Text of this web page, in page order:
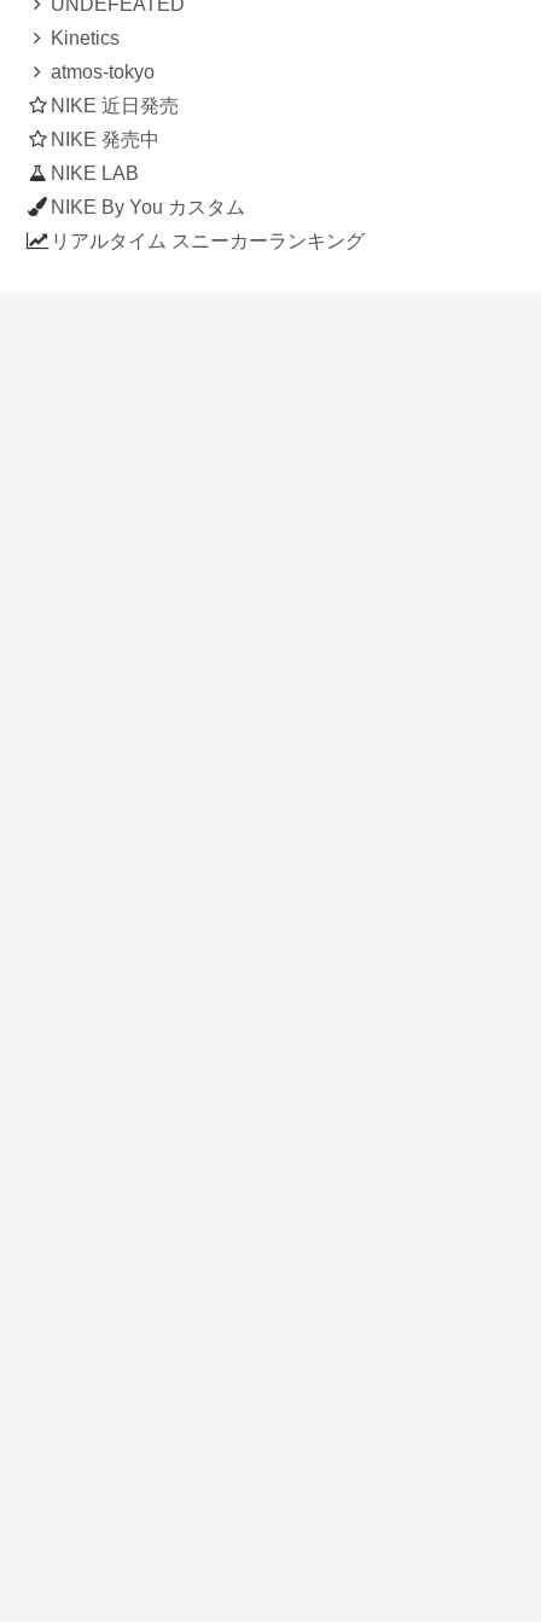
Kinetics
atmos-tokyo
NIKE 近日発売
NIKE 発売中
NIKE LAB
NIKE By You カスタム
リアルタイム スニーカーランキング